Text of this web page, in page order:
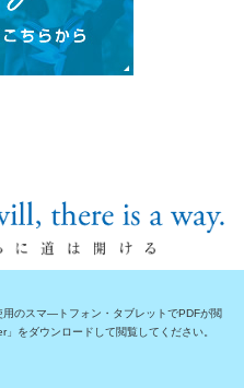
のスマ―トフォン・タブレットでPDFが閲
をダウンロードして閲覧してください。